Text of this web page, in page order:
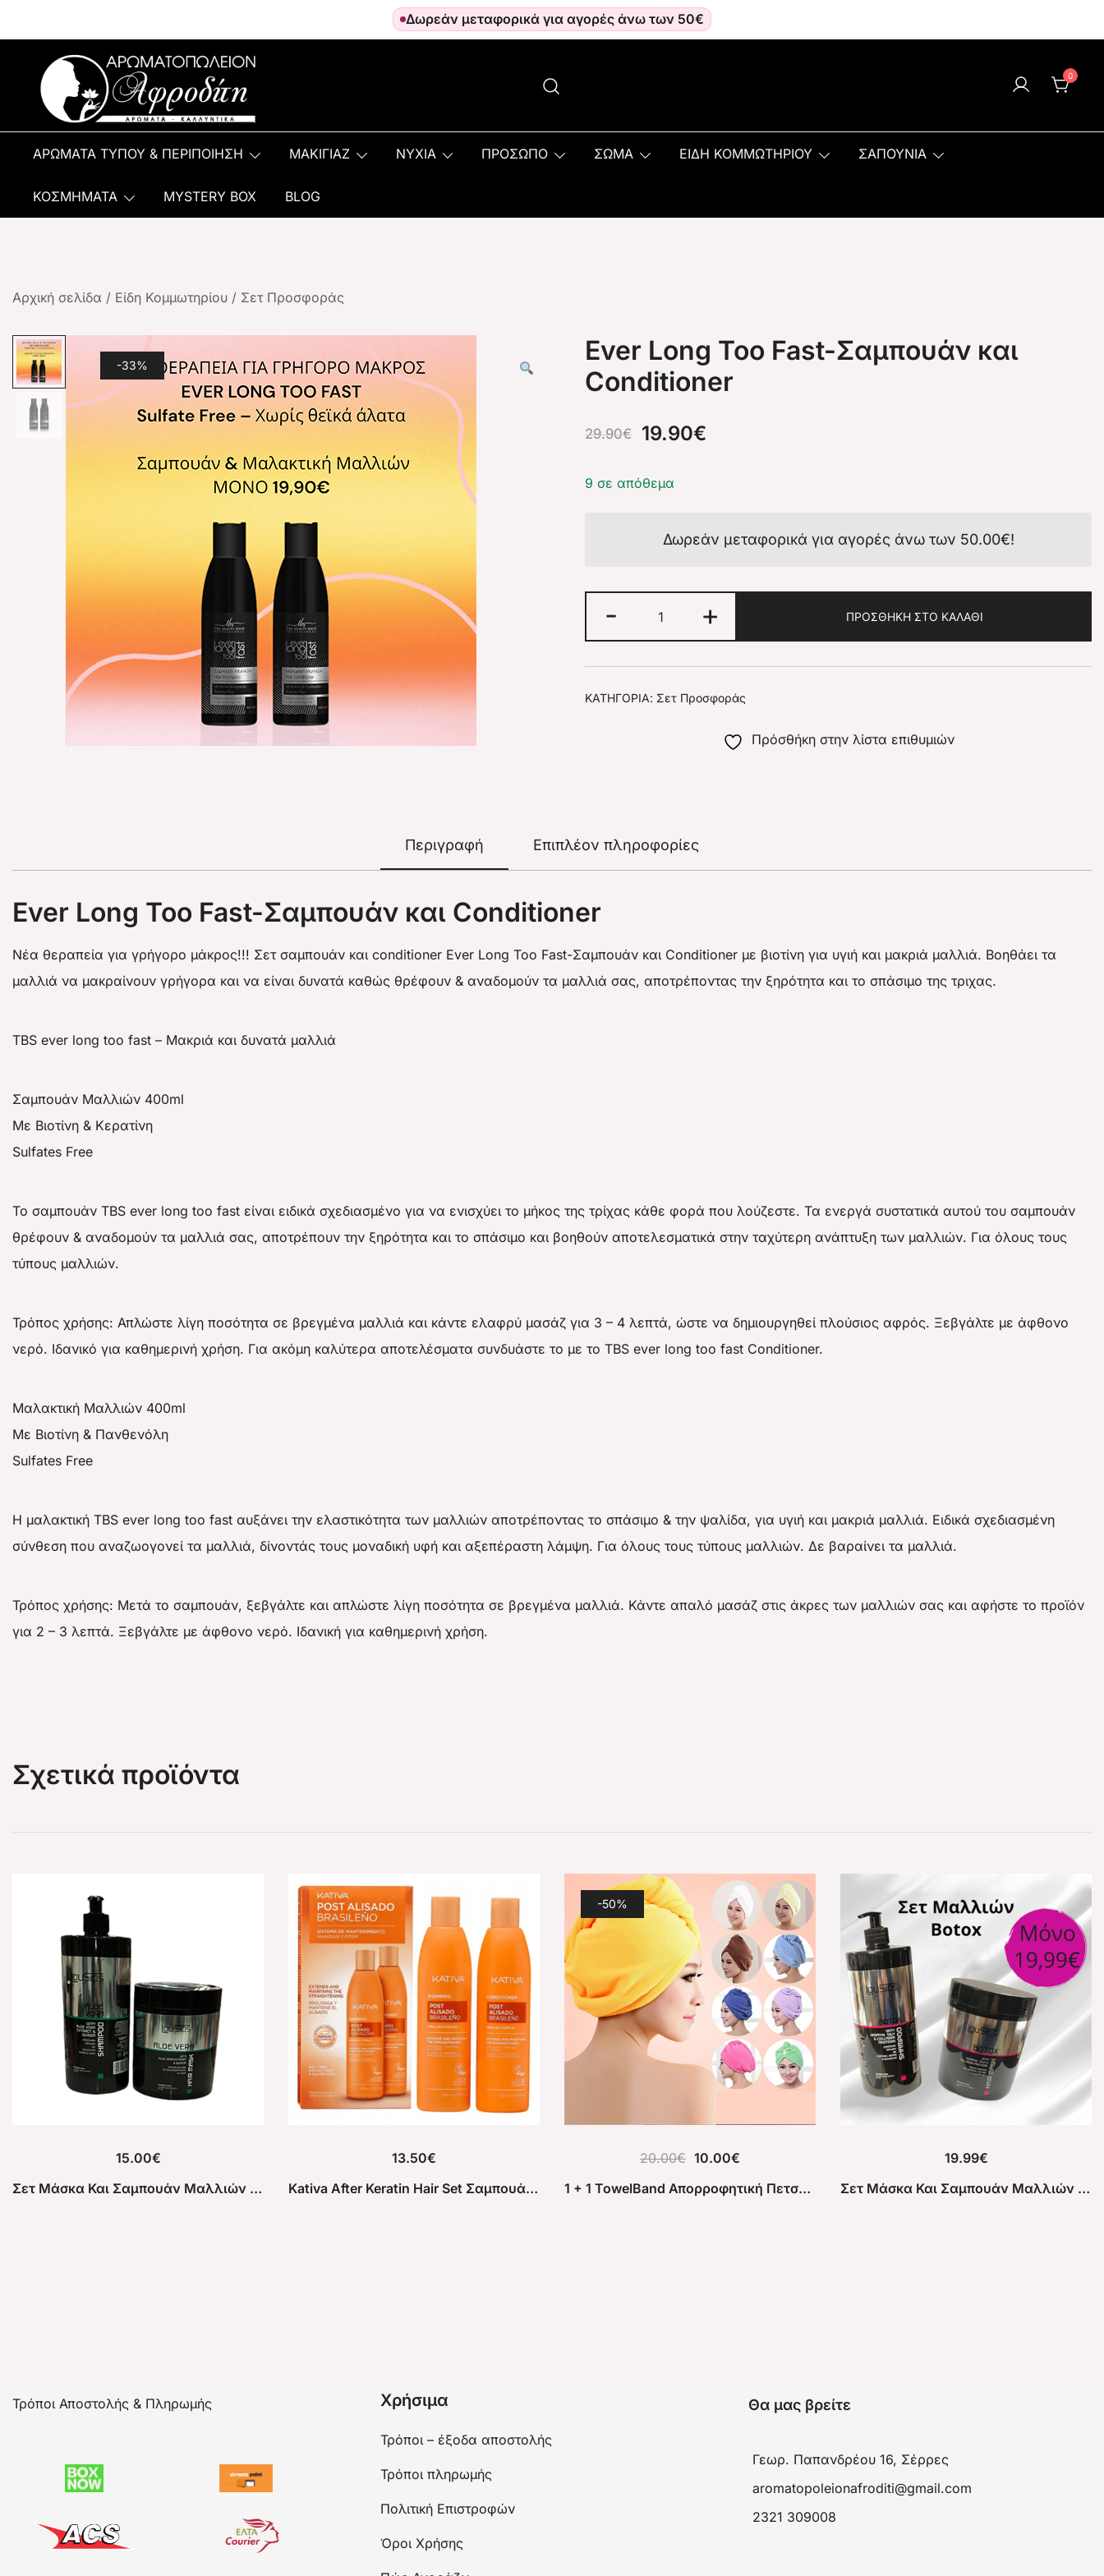
Δωρεάν μεταφορικά για αγορές άνω των 50€
Αρωματοπωλείον Αφροδίτη
0
ΑΡΩΜΑΤΑ ΤΥΠΟΥ & ΠΕΡΙΠΟΙΗΣΗ ΜΑΚΙΓΙΑΖ ΝΥΧΙΑ ΠΡΟΣΩΠΟ ΣΩΜΑ ΕΙΔΗ ΚΟΜΜΩΤΗΡΙΟΥ ΣΑΠΟΥΝΙΑ
ΚΟΣΜΗΜΑΤΑ MYSTERY BOX BLOG
Αρχική σελίδα / Είδη Κομμωτηρίου / Σετ Προσφοράς
-33%
Ever Long Too Fast-Σαμπουάν και
Conditioner
29.90€ 19.90€
9 σε απόθεμα
Δωρεάν μεταφορικά για αγορές άνω των 50.00€!
- + ΠΡΟΣΘΉΚΗ ΣΤΟ ΚΑΛΆΘΙ
ΚΑΤΗΓΟΡΊΑ: Σετ Προσφοράς
Πρόσθήκη στην λίστα επιθυμιών
Περιγραφή Επιπλέον πληροφορίες
Ever Long Too Fast-Σαμπουάν και Conditioner
Νέα θεραπεία για γρήγορο μάκρος!!! Σετ σαμπουάν και conditioner Ever Long Too Fast-Σαμπουάν και Conditioner με βιοτίνη για υγιή και μακριά μαλλιά. Βοηθάει τα
μαλλιά να μακραίνουν γρήγορα και να είναι δυνατά καθώς θρέφουν & αναδομούν τα μαλλιά σας, αποτρέποντας την ξηρότητα και το σπάσιμο της τριχας.
TBS ever long too fast – Μακριά και δυνατά μαλλιά
Σαμπουάν Μαλλιών 400ml
Με Βιοτίνη & Κερατίνη
Sulfates Free
Το σαμπουάν TBS ever long too fast είναι ειδικά σχεδιασμένο για να ενισχύει το μήκος της τρίχας κάθε φορά που λούζεστε. Τα ενεργά συστατικά αυτού του σαμπουάν
θρέφουν & αναδομούν τα μαλλιά σας, αποτρέπουν την ξηρότητα και το σπάσιμο και βοηθούν αποτελεσματικά στην ταχύτερη ανάπτυξη των μαλλιών. Για όλους τους
τύπους μαλλιών.
Τρόπος χρήσης: Απλώστε λίγη ποσότητα σε βρεγμένα μαλλιά και κάντε ελαφρύ μασάζ για 3 – 4 λεπτά, ώστε να δημιουργηθεί πλούσιος αφρός. Ξεβγάλτε με άφθονο
νερό. Ιδανικό για καθημερινή χρήση. Για ακόμη καλύτερα αποτελέσματα συνδυάστε το με το TBS ever long too fast Conditioner.
Μαλακτική Μαλλιών 400ml
Με Βιοτίνη & Πανθενόλη
Sulfates Free
Η μαλακτική TBS ever long too fast αυξάνει την ελαστικότητα των μαλλιών αποτρέποντας το σπάσιμο & την ψαλίδα, για υγιή και μακριά μαλλιά. Ειδικά σχεδιασμένη
σύνθεση που αναζωογονεί τα μαλλιά, δίνοντάς τους μοναδική υφή και αξεπέραστη λάμψη. Για όλους τους τύπους μαλλιών. Δε βαραίνει τα μαλλιά.
Τρόπος χρήσης: Μετά το σαμπουάν, ξεβγάλτε και απλώστε λίγη ποσότητα σε βρεγμένα μαλλιά. Κάντε απαλό μασάζ στις άκρες των μαλλιών σας και αφήστε το προϊόν
για 2 – 3 λεπτά. Ξεβγάλτε με άφθονο νερό. Ιδανική για καθημερινή χρήση.
Σχετικά προϊόντα
15.00€
Σετ Μάσκα Και Σαμπουάν Μαλλιών Lousios Aloe Vera
13.50€
Kativa After Keratin Hair Set Σαμπουάν & Conditioner για μετά την Κερατίνη Χωρίς Θειικά Άλατα και Sulfate 2 x 225ml
-50%
20.00€ 10.00€
1 + 1 TowelBand Απορροφητική Πετσέτα Για Στέγνωμα Μαλλιών
19.99€
Σετ Μάσκα Και Σαμπουάν Μαλλιών Lousios Botox
Τρόποι Αποστολής & Πληρωμής Χρήσιμα
Τρόποι – έξοδα αποστολής
Τρόποι πληρωμής
Πολιτική Επιστροφών
Όροι Χρήσης
Θα μας βρείτε
Γεωρ. Παπανδρέου 16, Σέρρες
aromatopoleionafroditi@gmail.com
2321 309008